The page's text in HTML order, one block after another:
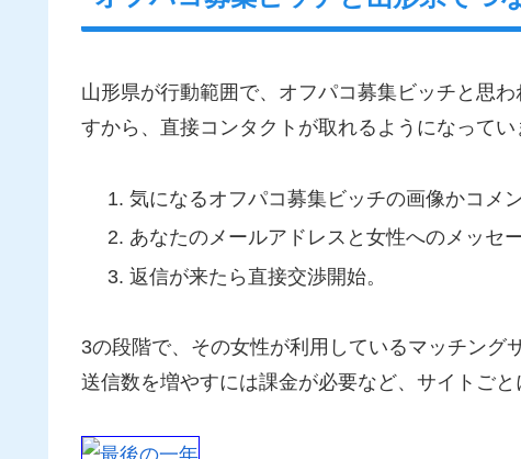
山形県が行動範囲で、オフパコ募集ビッチと思
すから、直接コンタクトが取れるようになって
気になるオフパコ募集ビッチの画像かコメ
あなたのメールアドレスと女性へのメッセ
返信が来たら直接交渉開始。
3の段階で、その女性が利用しているマッチン
送信数を増やすには課金が必要など、サイトごと